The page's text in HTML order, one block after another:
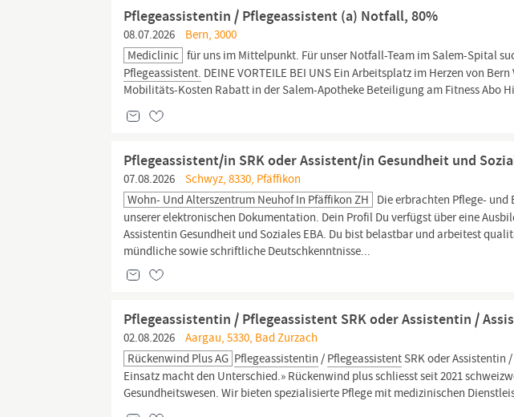
Pflegeassistentin / Pflegeassistent (a) Notfall, 80%
08.07.2026
Bern, 3000
Mediclinic für uns im Mittelpunkt. Für unser Notfall-Team im Salem-Spital
Pflegeassistent. DEINE VORTEILE BEI UNS Ein Arbeitsplatz im Herzen von
Mobilitäts-Kosten Rabatt in der Salem-Apotheke Beteiligung am Fitness Abo
Pflegeassistent/in SRK oder Assistent/in Gesundheit und
07.08.2026
Schwyz, 8330, Pfäffikon
Wohn- Und Alterszentrum Neuhof In Pfäffikon ZH Die erbrachten Pflege-
unserer elektronischen Dokumentation. Dein Profil Du verfügst über eine
Assistentin Gesundheit und Soziales EBA. Du bist belastbar und arbeitest
mündliche sowie schriftliche Deutschkenntnisse...
Pflegeassistentin / Pflegeassistent SRK oder Assistentin /
02.08.2026
Aargau, 5330, Bad Zurzach
Rückenwind Plus AG Pflegeassistentin / Pflegeassistent SRK oder Assistentin
Einsatz macht den Unterschied.» Rückenwind plus schliesst seit 2021
Gesundheitswesen. Wir bieten spezialisierte Pflege mit medizinischen